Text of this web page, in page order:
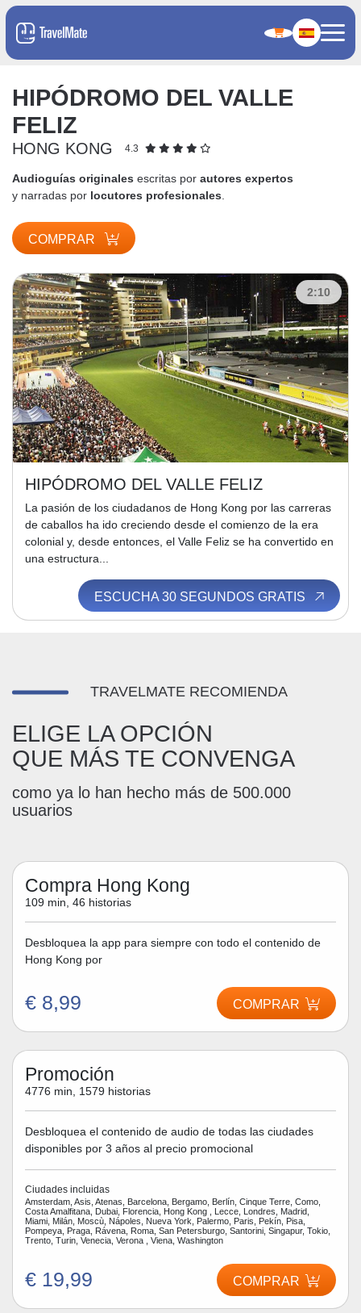
HIPÓDROMO DEL VALLE
FELIZ
HONG KONG 4.3
Audioguías originales escritas por autores expertos
y narradas por locutores profesionales
COMPRAR
2:10
HIPÓDROMO DEL VALLE FELIZ
La pasión de los ciudadanos de Hong Kong por las carreras
de caballos ha ido creciendo desde el comienzo de la era
colonial y, desde entonces, el Valle Feliz se ha convertido en
una estructura...
ESCUCHA 30 SEGUNDOS GRATIS
TRAVELMATE RECOMIENDA
ELIGE LA OPCIÓN
QUE MÁS TE CONVENGA
como ya lo han hecho más de 500.000
usuarios
Compra Hong Kong
109 min, 46 historias
Desbloquea la app para siempre con todo el contenido de
Hong Kong por
€ 8,99 COMPRAR
Promoción
4776 min, 1579 historias
Desbloquea el contenido de audio de todas las ciudades
disponibles por 3 años al precio promocional
Ciudades incluidas
Amsterdam, Asis, Atenas, Barcelona, Bergamo, Berlín, Cinque Terre, Como,
Costa Amalfitana, Dubai, Florencia, Hong Kong , Lecce, Londres, Madrid,
Miami, Milán, Moscù, Nápoles, Nueva York, Palermo, Paris, Pekín, Pisa,
Pompeya, Praga, Rávena, Roma, San Petersburgo, Santorini, Singapur, Tokio,
Trento, Turin, Venecia, Verona , Viena, Washington
€ 19,99 COMPRAR